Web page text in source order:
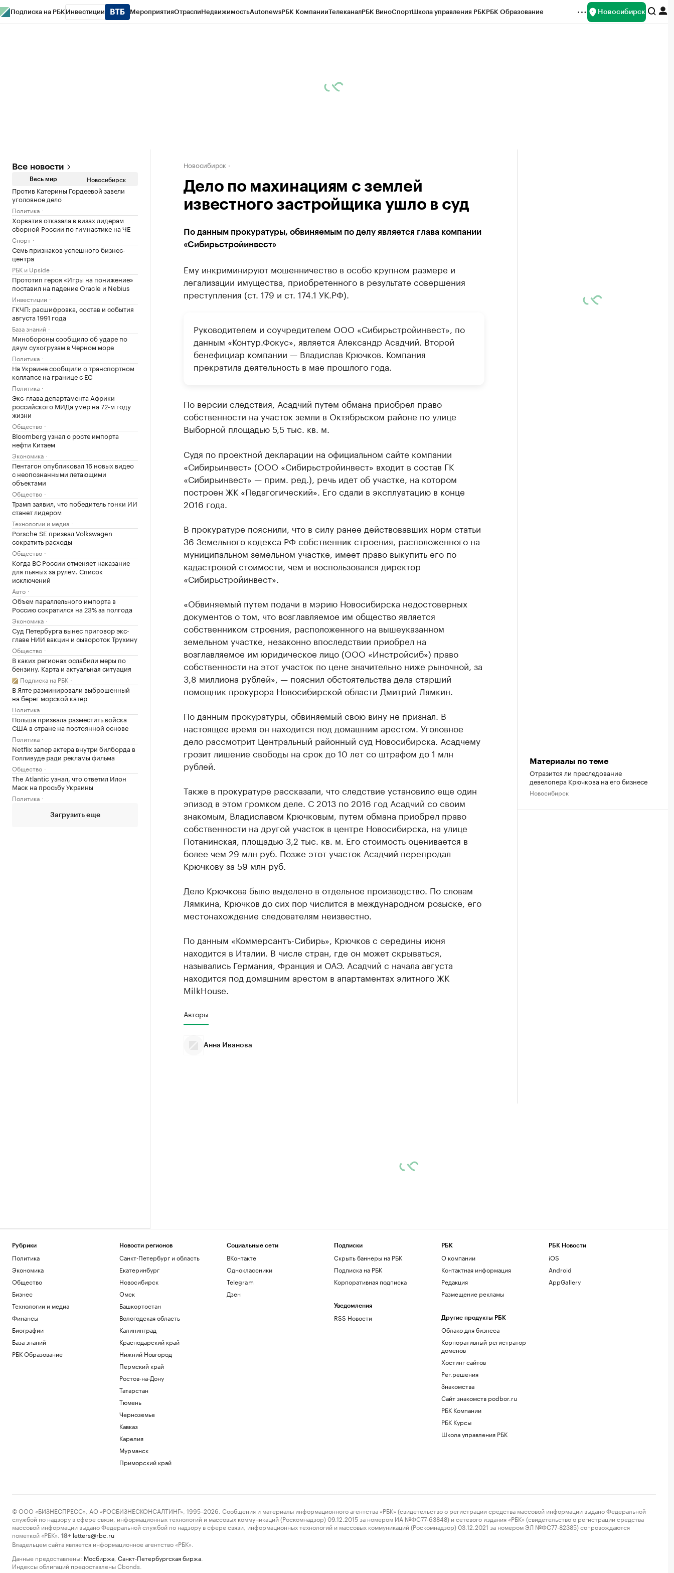
Подписка на РБК Инвестиции МероприятияОтраслиНедвижимостьAutonewsРБК КомпанииТелеканалРБК ВиноСпортШкола управления РБКРБК Образование Новосибирск
Все новости
Весь мир Новосибирск
Против Катерины Гордеевой завели
уголовное дело
Политика
Хорватия отказала в визах лидерам
сборной России по гимнастике на ЧЕ
Спорт
Семь признаков успешного бизнес-
центра
РБК и Upside
Прототип героя «Игры на понижение»
поставил на падение Oracle и Nebius
Инвестиции
ГКЧП: расшифровка, состав и события
августа 1991 года
База знаний
Минобороны сообщило об ударе по
двум сухогрузам в Черном море
Политика
На Украине сообщили о транспортном
коллапсе на границе с ЕС
Политика
Экс-глава департамента Африки
российского МИДа умер на 72-м году
жизни
Общество
Bloomberg узнал о росте импорта
нефти Китаем
Экономика
Пентагон опубликовал 16 новых видео
с неопознанными летающими
объектами
Общество
Трамп заявил, что победитель гонки ИИ
станет лидером
Технологии и медиа
Porsche SE призвал Volkswagen
сократить расходы
Общество
Когда ВС России отменяет наказание
для пьяных за рулем. Список
исключений
Авто
Объем параллельного импорта в
Россию сократился на 23% за полгода
Экономика
Суд Петербурга вынес приговор экс-
главе НИИ вакцин и сывороток Трухину
Общество
В каких регионах ослабили меры по
бензину. Карта и актуальная ситуация
Подписка на РБК
В Ялте разминировали выброшенный
на берег морской катер
Политика
Польша призвала разместить войска
США в стране на постоянной основе
Политика
Netflix запер актера внутри билборда в
Голливуде ради рекламы фильма
Общество
The Atlantic узнал, что ответил Илон
Маск на просьбу Украины
Политика
Загрузить еще
Новосибирск
Дело по махинациям с землей
известного застройщика ушло в суд
По данным прокуратуры, обвиняемым по делу является глава компании
«Сибирьстройинвест»
Ему инкриминируют мошенничество в особо крупном размере и
легализации имущества, приобретенного в результате совершения
преступления (ст. 179 и ст. 174.1 УК.РФ).
Руководителем и соучредителем ООО «Сибирьстройинвест», по
данным «Контур.Фокус», является Александр Асадчий. Второй
бенефициар компании — Владислав Крючков. Компания
прекратила деятельность в мае прошлого года.
По версии следствия, Асадчий путем обмана приобрел право
собственности на участок земли в Октябрьском районе по улице
Выборной площадью 5,5 тыс. кв. м.
Судя по проектной декларации на официальном сайте компании
«Сибирьинвест» (ООО «Сибирьстройинвест» входит в состав ГК
«Сибирьинвест» — прим. ред.), речь идет об участке, на котором
построен ЖК «Педагогический». Его сдали в эксплуатацию в конце
2016 года.
В прокуратуре пояснили, что в силу ранее действовавших норм статьи
36 Земельного кодекса РФ собственник строения, расположенного на
муниципальном земельном участке, имеет право выкупить его по
кадастровой стоимости, чем и воспользовался директор
«Сибирьстройинвест».
«Обвиняемый путем подачи в мэрию Новосибирска недостоверных
документов о том, что возглавляемое им общество является
собственником строения, расположенного на вышеуказанном
земельном участке, незаконно впоследствии приобрел на
возглавляемое им юридическое лицо (ООО «Инстройсиб») право
собственности на этот участок по цене значительно ниже рыночной, за
3,8 миллиона рублей», — пояснил обстоятельства дела старший
помощник прокурора Новосибирской области Дмитрий Лямкин.
По данным прокуратуры, обвиняемый свою вину не признал. В
настоящее время он находится под домашним арестом. Уголовное
дело рассмотрит Центральный районный суд Новосибирска. Асадчему
грозит лишение свободы на срок до 10 лет со штрафом до 1 млн
рублей.
Также в прокуратуре рассказали, что следствие установило еще один
эпизод в этом громком деле. С 2013 по 2016 год Асадчий со своим
знакомым, Владиславом Крючковым, путем обмана приобрел право
собственности на другой участок в центре Новосибирска, на улице
Потанинская, площадью 3,2 тыс. кв. м. Его стоимость оценивается в
более чем 29 млн руб. Позже этот участок Асадчий перепродал
Крючкову за 59 млн руб.
Дело Крючкова было выделено в отдельное производство. По словам
Лямкина, Крючков до сих пор числится в международном розыске, его
местонахождение следователям неизвестно.
По данным «Коммерсантъ-Сибирь», Крючков с середины июня
находится в Италии. В числе стран, где он может скрываться,
назывались Германия, Франция и ОАЭ. Асадчий с начала августа
находится под домашним арестом в апартаментах элитного ЖК
MilkHouse.
Авторы
Анна Иванова
Материалы по теме
Отразится ли преследование
девелопера Крючкова на его бизнесе
Новосибирск
Рубрики
Политика
Экономика
Общество
Бизнес
Технологии и медиа
Финансы
Биографии
База знаний
РБК Образование
Новости регионов
Санкт-Петербург и область
Екатеринбург
Новосибирск
Омск
Башкортостан
Вологодская область
Калининград
Краснодарский край
Нижний Новгород
Пермский край
Ростов-на-Дону
Татарстан
Тюмень
Черноземье
Кавказ
Карелия
Мурманск
Приморский край
Социальные сети
ВКонтакте
Одноклассники
Telegram
Дзен
Подписки
Скрыть баннеры на РБК
Подписка на РБК
Корпоративная подписка
Уведомления
RSS Новости
РБК
О компании
Контактная информация
Редакция
Размещение рекламы
Другие продукты РБК
Облако для бизнеса
Корпоративный регистратор
доменов
Хостинг сайтов
Рег.решения
Знакомства
Сайт знакомств podbor.ru
РБК Компании
РБК Курсы
Школа управления РБК
РБК Новости
iOS
Android
AppGallery
© ООО «БИЗНЕСПРЕСС», АО «РОСБИЗНЕСКОНСАЛТИНГ», 1995–2026. Сообщения и материалы информационного агентства «РБК» (свидетельство о регистрации средства массовой информации выдано Федеральной
службой по надзору в сфере связи, информационных технологий и массовых коммуникаций (Роскомнадзор) 09.12.2015 за номером ИА №ФС77-63848) и сетевого издания «РБК» (свидетельство о регистрации средства
массовой информации выдано Федеральной службой по надзору в сфере связи, информационных технологий и массовых коммуникаций (Роскомнадзор) 03.12.2021 за номером ЭЛ №ФС77-82385) сопровождаются
пометкой «РБК».
18+ letters@rbc.ru
Владельцем сайта является информационное агентство «РБК».
Данные предоставлены: Мосбиржа Санкт-Петербургская биржа
Индексы облигаций предоставлены Cbonds.